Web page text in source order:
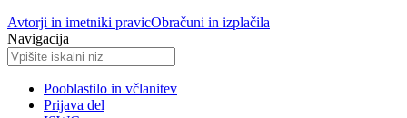
Avtorji in imetniki pravicObračuni in izplačila
Navigacija
Pooblastilo in včlanitev
Prijava del